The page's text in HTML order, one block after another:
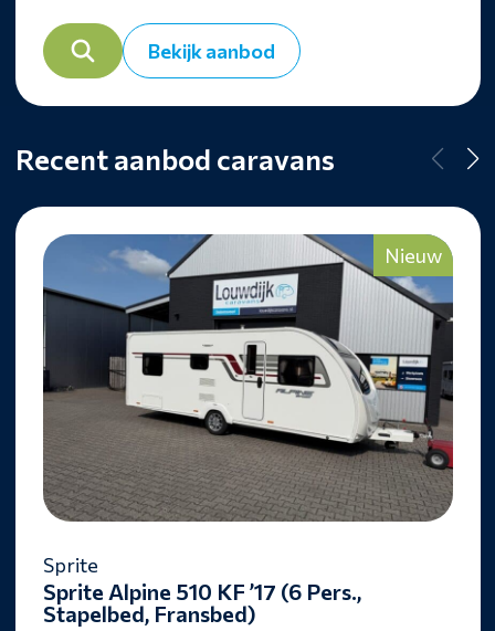
Bekijk aanbod
Recent aanbod caravans
Nieuw
Sprite
Sprite Alpine 510 KF ’17 (6 Pers.,
Stapelbed, Fransbed)